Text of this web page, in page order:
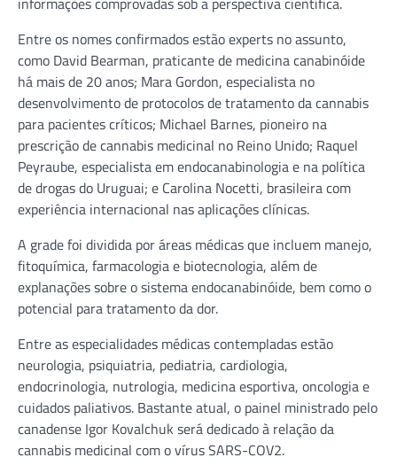
Entre os nomes confirmados estão experts no assunto,
como David Bearman, praticante de medicina canabinóide
há mais de 20 anos; Mara Gordon, especialista no
desenvolvimento de protocolos de tratamento da cannabis
para pacientes críticos; Michael Barnes, pioneiro na
prescrição de cannabis medicinal no Reino Unido; Raquel
Peyraube, especialista em endocanabinologia e na política
de drogas do Uruguai; e Carolina Nocetti, brasileira com
experiência internacional nas aplicações clínicas.
A grade foi dividida por áreas médicas que incluem manejo,
fitoquímica, farmacologia e biotecnologia, além de
explanações sobre o sistema endocanabinóide, bem como o
potencial para tratamento da dor.
Entre as especialidades médicas contempladas estão
neurologia, psiquiatria, pediatria, cardiologia,
endocrinologia, nutrologia, medicina esportiva, oncologia e
cuidados paliativos. Bastante atual, o painel ministrado pelo
canadense Igor Kovalchuk será dedicado à relação da
cannabis medicinal com o vírus SARS-COV2.